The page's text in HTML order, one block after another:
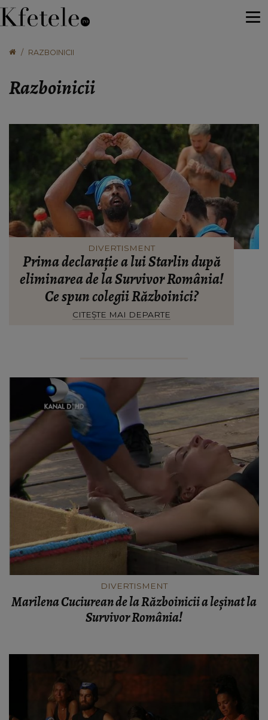
RAZBOINICII
Razboinicii
DIVERTISMENT
Prima declarație a lui Starlin după
eliminarea de la Survivor România!
Ce spun colegii Războinici?
CITEȘTE MAI DEPARTE
DIVERTISMENT
Marilena Cuciurean de la Războinicii a leșinat la
Survivor România!